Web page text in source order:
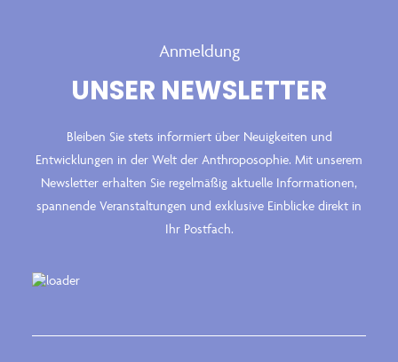
Anmeldung
UNSER NEWSLETTER
Bleiben Sie stets informiert über Neuigkeiten und
Entwicklungen in der Welt der Anthroposophie. Mit unserem
Newsletter erhalten Sie regelmäßig aktuelle Informationen,
spannende Veranstaltungen und exklusive Einblicke direkt in
Ihr Postfach.